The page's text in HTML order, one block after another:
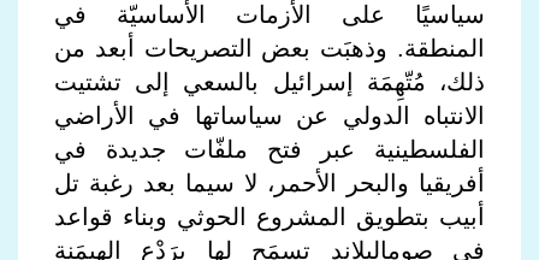
سياسيًا على الأزمات الأساسيّة في
المنطقة. وذهبَت بعض التصريحات أبعد من
ذلك، مُتّهِمَة إسرائيل بالسعي إلى تشتيت
الانتباه الدولي عن سياساتها في الأراضي
الفلسطينية عبر فتح ملفّات جديدة في
أفريقيا والبحر الأحمر، لا سيما بعد رغبة تل
أبيب بتطويق المشروع الحوثي وبناء قواعد
في صوماليلاند تسمَح لها برَدْع الهيمَنة